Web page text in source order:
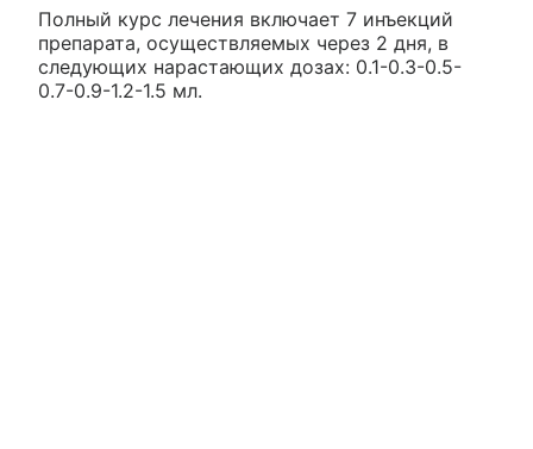
Полный курс лечения включает 7 инъекций
препарата, осуществляемых через 2 дня, в
следующих нарастающих дозах: 0.1-0.3-0.5-
0.7-0.9-1.2-1.5 мл.